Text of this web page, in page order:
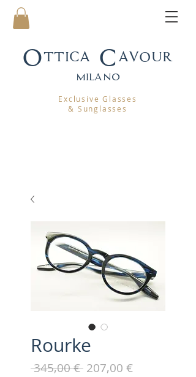
Ottica Cavour
milano
Exclusive Glasses
& Sunglasses
Rourke
345,00 € Prezzo
207,00 €Prezzo